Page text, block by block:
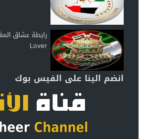
Lover
انضم الينا على الفيس بوك